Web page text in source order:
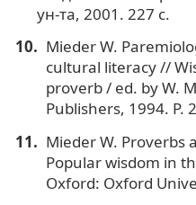
ун-та, 2001. 227 с.
Mieder W.
cultural literacy //
proverb / ed. by W.
Publishers, 1994. P.
Mieder W. Proverbs
Popular wisdom in
Oxford: Oxford